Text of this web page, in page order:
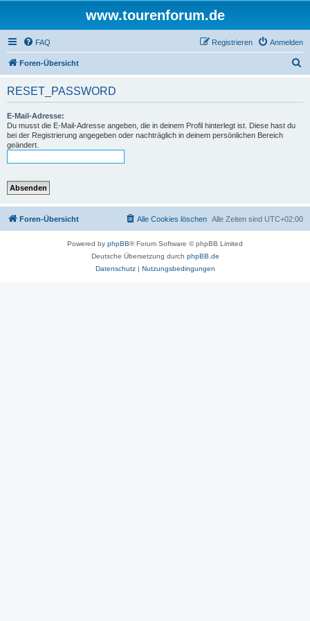
www.tourenforum.de
FAQ Anmelden
Registrieren
Foren-Übersicht
RESET_PASSWORD
E-Mail-Adresse:
Du musst die E-Mail-Adresse angeben, die in deinem Profil hinterlegt ist. Diese hast du
bei der Registrierung angegeben oder nachträglich in deinem persönlichen Bereich
geändert.
Foren-Übersicht Alle Zeiten sind UTC+02:00
Alle Cookies löschen
Powered by phpBB® Forum Software © phpBB Limited
Deutsche Übersetzung durch phpBB.de
Datenschutz| Nutzungsbedingungen